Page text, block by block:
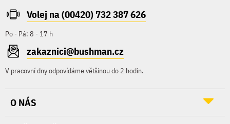
Volej na (00420) 732 387 626
Po - Pá: 8 - 17 h
zakaznici@bushman.cz
V pracovní dny odpovídáme většinou do 2 hodin.
O NÁS